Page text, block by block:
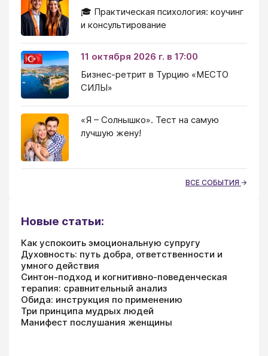
🎓 Практическая психология: коучинг
и консультирование
11 октября 2026 г. в 17:00
Бизнес-ретрит в Турцию «МЕСТО
СИЛЫ»
«Я – Солнышко». Тест на самую
лучшую жену!
ВСЕ СОБЫТИЯ
Новые статьи:
Как успокоить эмоциональную супругу
Духовность: путь добра, ответственности и
умного действия
Синтон-подход и когнитивно-поведенческая
терапия: сравнительный анализ
Обида: инструкция по применению
Три принципа мудрых людей
Манифест послушания женщины